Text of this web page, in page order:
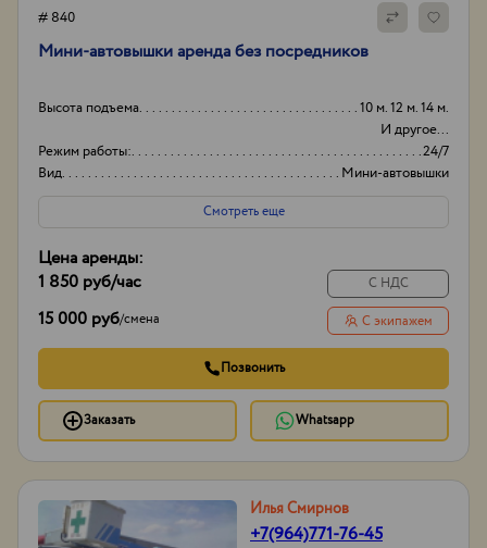
# 840
Мини-автовышки аренда без посредников
Высота подъема
10 м. 12 м. 14 м.
И другое...
Режим работы:
24/7
Вид
Мини-автовышки
Высота вышки
17м
Смотреть еще
Цена аренды:
1 850 руб/час
15 000 руб/смена
С НДС
С экипажем
Позвонить
Заказать Whatsapp
Илья Смирнов
+7(964)771-76-45